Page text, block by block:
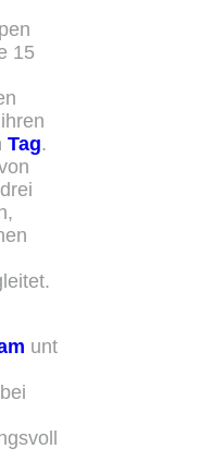
15
Tag.
unt